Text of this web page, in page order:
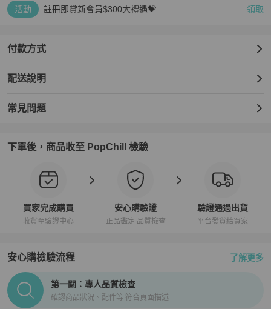
活動 註冊即賞新會員$300大禮遇💝 領取
付款方式
配送說明
常見問題
下單後，商品收至 PopChill 檢驗
買家完成購買
收貨至驗證中心
安心購驗證
正品鑑定 品質檢查
驗證通過出貨
平台發貨給買家
安心購檢驗流程 了解更多
PopChill拍拍圈正品驗證、安心購檢驗流程介紹
第一關：專人品質檢查
確認商品狀況、配件等 符合頁面描述